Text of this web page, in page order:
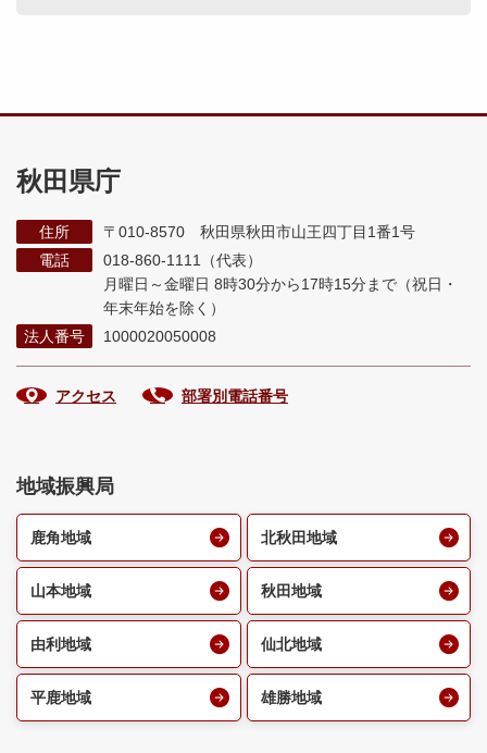
秋田県庁
住所
〒010-8570 秋田県秋田市山王四丁目1番1号
電話
018-860-1111（代表）
月曜日～金曜日 8時30分から17時15分まで （祝日・
年末年始を除く）
法人番号
1000020050008
アクセス 部署別電話番号
地域振興局
鹿角地域 北秋田地域
山本地域 秋田地域
由利地域 仙北地域
平鹿地域 雄勝地域